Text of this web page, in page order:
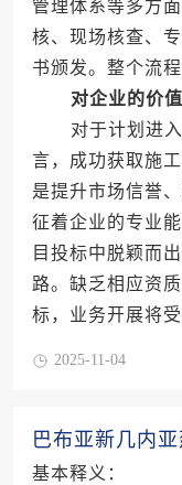
管理体系等多方
核、现场核查、
书颁发。整个流
对企业的价
对于计划进入
言，成功获取施
是提升市场信誉
征着企业的专业
目投标中脱颖而
路。缺乏相应资
标，业务开展将受
2025-11-04
巴布亚新几内
基本释义：